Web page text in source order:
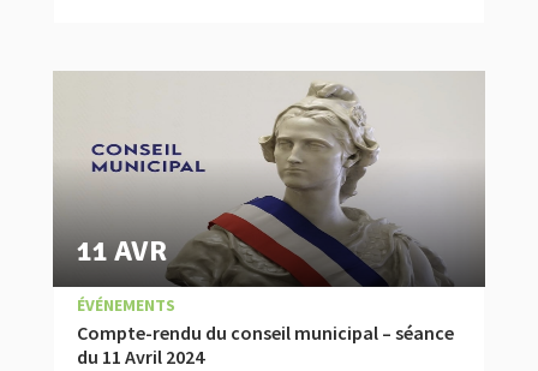
Compte-rendu du conseil municipal – séance
du 11 Avril 2024
11 AVR
|
COMPTES RENDUS
ÉVÉNEMENTS